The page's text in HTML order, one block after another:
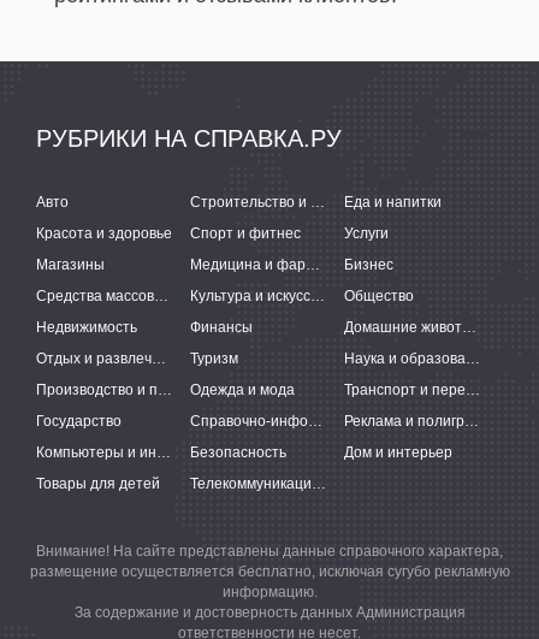
РУБРИКИ НА СПРАВКА.РУ
Авто Строительство и ремонт
Еда и напитки
Красота и здоровье
Спорт и фитнес
Услуги
Магазины
Медицина и фармацевтика
Бизнес
Средства массовой информации
Культура и искусство
Общество
Недвижимость
Финансы
Домашние животные
Отдых и развлечения
Туризм
Наука и образование
Производство и поставки
Одежда и мода
Транспорт и перевозки
Государство
Справочно-информационные системы
Реклама и полиграфия
Компьютеры и интернет
Безопасность
Дом и интерьер
Товары для детей
Телекоммуникации и связь
Внимание! На сайте представлены данные справочного характера,
размещение осуществляется бесплатно, исключая сугубо рекламную
информацию.
За содержание и достоверность данных Администрация
ответственности не несет.